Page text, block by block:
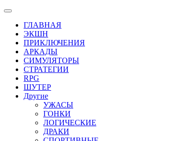
ГЛАВНАЯ
ЭКШН
ПРИКЛЮЧЕНИЯ
АРКАДЫ
СИМУЛЯТОРЫ
СТРАТЕГИИ
RPG
ШУТЕР
Другие
УЖАСЫ
ГОНКИ
ЛОГИЧЕСКИЕ
ДРАКИ